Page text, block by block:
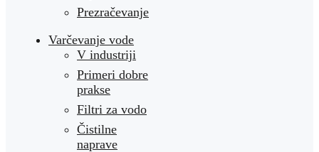
Prezračevanje
Varčevanje vode
V industriji
Primeri dobre
prakse
Filtri za vodo
Čistilne
naprave